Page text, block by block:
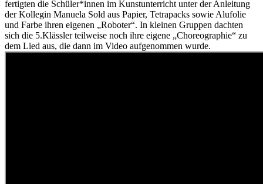
fertigten die Schüler*innen im Kunstunterricht unter der Anleitung
der Kollegin Manuela Sold aus Papier, Tetrapacks sowie Alufolie
und Farbe ihren eigenen „Roboter“. In kleinen Gruppen dachten
sich die 5.Klässler teilweise noch ihre eigene „Choreographie“ zu
dem Lied aus, die dann im Video aufgenommen wurde.